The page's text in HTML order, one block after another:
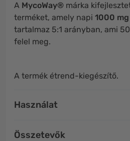
A MycoWay® márka
terméket, amely napi 1000 mg
tartalmaz 5:1 arányban, ami
felel meg.
A termék étrend-kiegészítő.
Használat
Összetevők